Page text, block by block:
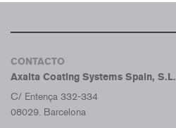
CONTACTO
Axalta Coating Systems Spain, S.L.
C/ Entença 332-334
08029. Barcelona